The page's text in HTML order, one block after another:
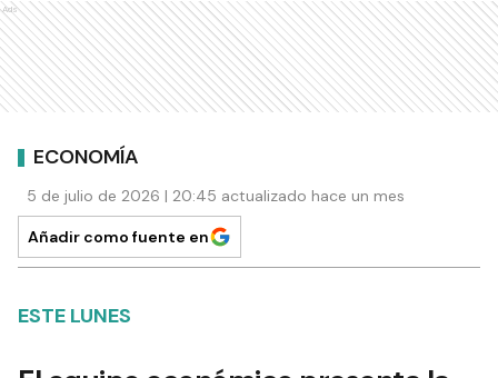
Ads
ECONOMÍA
5 de julio de 2026 | 20:45 actualizado hace un mes
Añadir como fuente en
ESTE LUNES